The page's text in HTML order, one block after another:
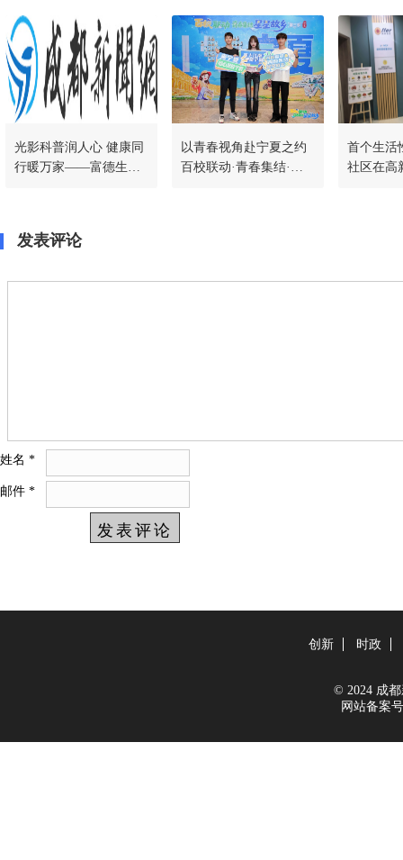
光影科普润人心 健康同
行暖万家——富德生命
以青春视角赴宁夏之约
百校联动·青春集结·星
首个生活
社区在高
发表评论
姓名 *
邮件 *
创新 时政
© 2024 成都
网站备案